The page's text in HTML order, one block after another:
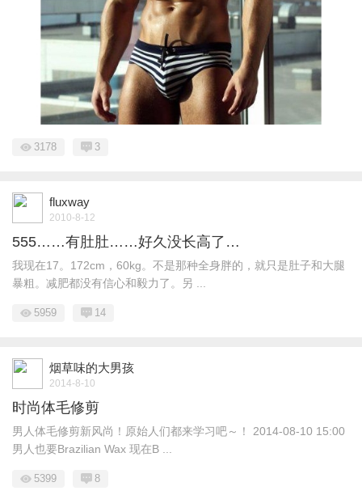
3178 3
fluxway
2010-8-12
555……有肚肚……好久没长高了…
我现在17。172cm，60kg。不是那种全身胖的，就只是肚子和大腿
暴粗。减肥都没有信心和毅力了。另 ...
5959 14
烟草味的大男孩
2014-8-10
时尚体毛修剪
男人体毛修剪新风尚！原始人们都来学习吧～！ 2014-08-10 15:00
男人也要Brazilian Wax 现在B ...
5399 8